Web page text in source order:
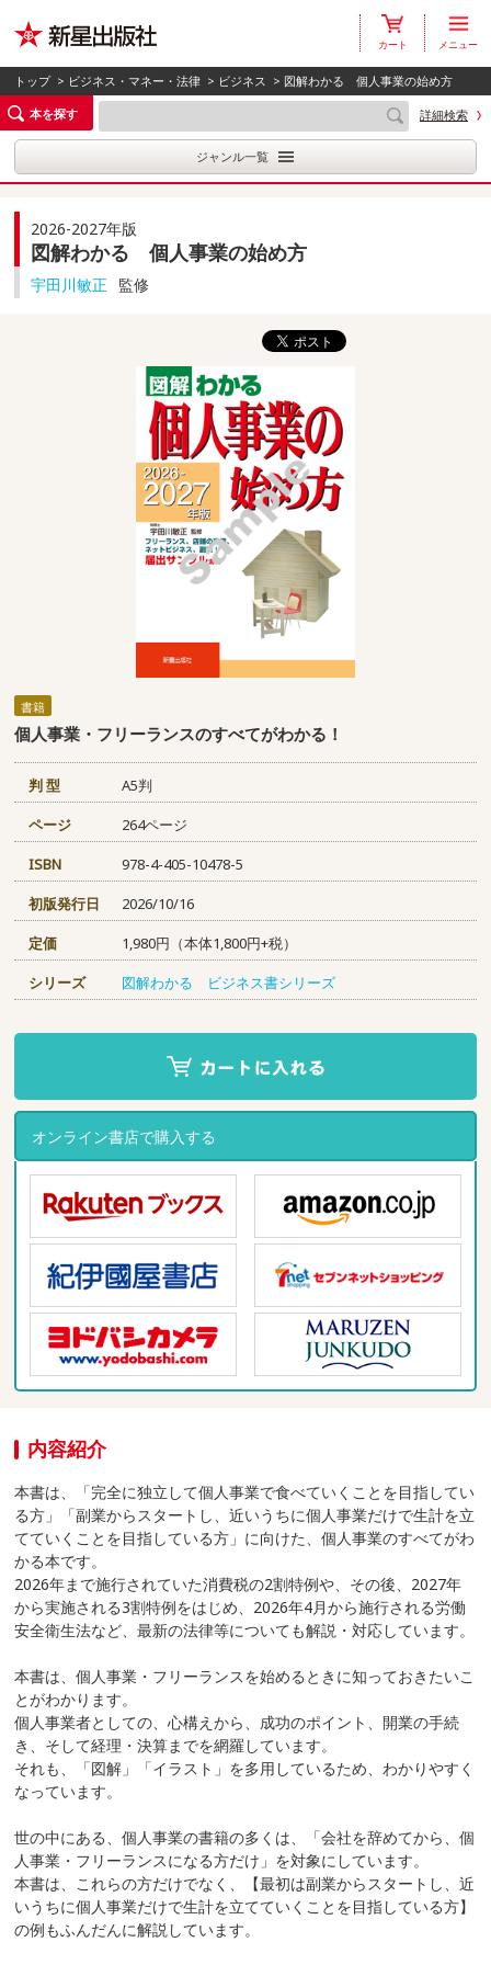
カート メニュー
トップ > ビジネス・マネー・法律 > ビジネス > 図解わかる 個人事業の始め方
本を探す
詳細検索
ジャンル一覧
2026-2027年版
図解わかる 個人事業の始め方
宇田川敏正 監修
書籍
個人事業・フリーランスのすべてがわかる！
判 型
A5判
ページ
264ページ
ISBN
978-4-405-10478-5
初版発行日
2026/10/16
定価
1,980円（本体1,800円+税）
シリーズ
図解わかる ビジネス書シリーズ
オンライン書店で購入する
内容紹介
本書は、「完全に独立して個人事業で食べていくことを目指してい
る方」「副業からスタートし、近いうちに個人事業だけで生計を立
てていくことを目指している方」に向けた、個人事業のすべてがわ
かる本です。
2026年まで施行されていた消費税の2割特例や、その後、2027年
から実施される3割特例をはじめ、2026年4月から施行される労働
安全衛生法など、最新の法律等についても解説・対応しています。
本書は、個人事業・フリーランスを始めるときに知っておきたいこ
とがわかります。
個人事業者としての、心構えから、成功のポイント、開業の手続
き、そして経理・決算までを網羅しています。
それも、「図解」「イラスト」を多用しているため、わかりやすく
なっています。
世の中にある、個人事業の書籍の多くは、「会社を辞めてから、個
人事業・フリーランスになる方だけ」を対象にしています。
本書は、これらの方だけでなく、【最初は副業からスタートし、近
いうちに個人事業だけで生計を立てていくことを目指している方】
の例もふんだんに解説しています。